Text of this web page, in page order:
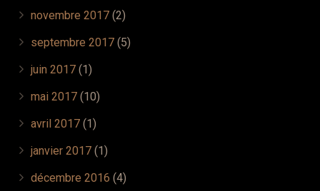
novembre 2017 (2)
septembre 2017 (5)
juin 2017 (1)
mai 2017 (10)
avril 2017 (1)
janvier 2017 (1)
décembre 2016 (4)